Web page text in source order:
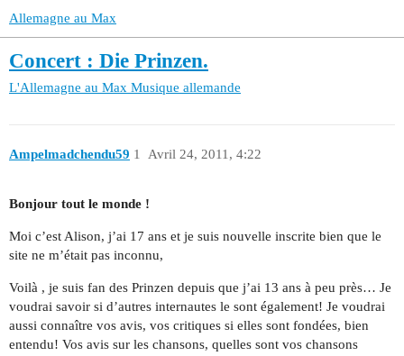
Allemagne au Max
Concert : Die Prinzen.
L'Allemagne au Max Musique allemande
Ampelmadchendu59 Avril 24, 2011, 4:22
1
Bonjour tout le monde !
Moi c’est Alison, j’ai 17 ans et je suis nouvelle inscrite bien que le
site ne m’était pas inconnu,
Voilà , je suis fan des Prinzen depuis que j’ai 13 ans à peu près… Je
voudrai savoir si d’autres internautes le sont également! Je voudrai
aussi connaître vos avis, vos critiques si elles sont fondées, bien
entendu! Vos avis sur les chansons, quelles sont vos chansons